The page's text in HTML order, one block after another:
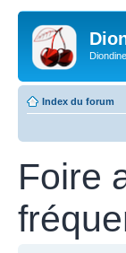
Index du forum
Foire